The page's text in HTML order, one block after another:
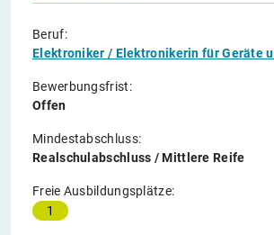
Beruf:
Elektroniker / Elektronikerin für Geräte
Bewerbungsfrist:
Offen
Mindestabschluss:
Realschulabschluss / Mittlere Reife
Freie Ausbildungsplätze:
1